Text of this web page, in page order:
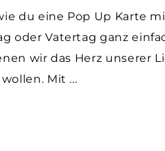
du eine Pop Up Karte
oder Vatertag ganz
wir das Herz unserer
Mit